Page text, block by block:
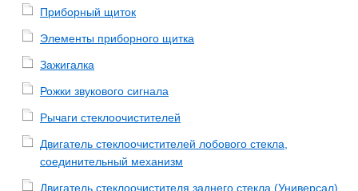
Приборный щиток
Элементы приборного щитка
Зажигалка
Рожки звукового сигнала
Рычаги стеклоочистителей
Двигатель стеклоочистителей лобового стекла,
соединительный механизм
Двигатель стеклоочистителя заднего стекла (Универсал)